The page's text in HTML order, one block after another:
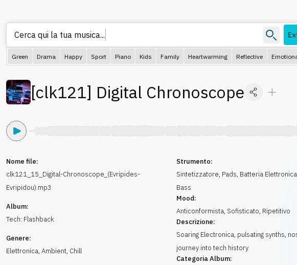
Cerca qui la tua musica...
Green Drama Happy Sport Piano Kids Family Heartwarming Reflective
[clk121] Digital Chronoscope
Nome file:
clk121_15_Digital-Chronoscope_(Evripides-
Evripidou).mp3
Album:
Tech: Flashback
Genere:
Elettronica, Ambient, Chill
Strumento:
Sintetizzatore, Pads, Batteria Elettronica
Bass
Mood:
Anticonformista, Sofisticato, Ripetitivo
Descrizione:
Soaring Electronica, pulsating synths,
journey into tech history
Categoria Album: